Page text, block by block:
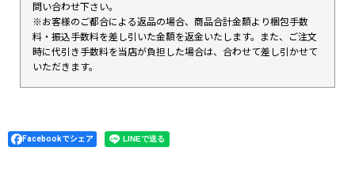
問い合わせ下さい。
※お客様のご都合による返品の場合、商品合計金額より梱包手数
料・振込手数料を差し引いた金額を返金いたします。また、ご注文
時に代引き手数料を当店が負担した場合は、合わせて差し引かせて
いただきます。
Facebookでシェア